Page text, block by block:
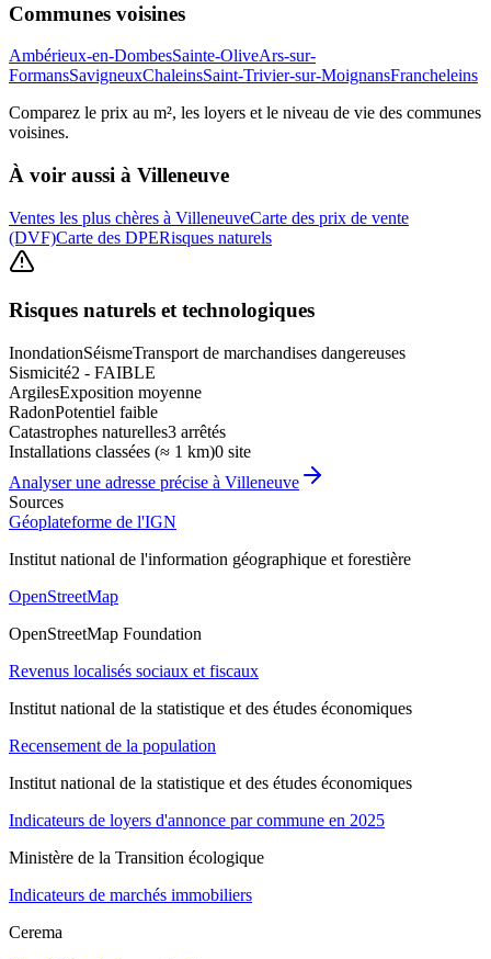
Communes voisines
Ambérieux-en-DombesSainte-OliveArs-sur-
FormansSavigneuxChaleinsSaint-Trivier-sur-MoignansFrancheleins
Comparez le prix au m², les loyers et le niveau de vie des communes
voisines.
À voir aussi à Villeneuve
Ventes les plus chères à VilleneuveCarte des prix de vente
(DVF)Carte des DPERisques naturels
Risques naturels et technologiques
InondationSéismeTransport de marchandises dangereuses
Sismicité2 - FAIBLE
ArgilesExposition moyenne
RadonPotentiel faible
Catastrophes naturelles3 arrêtés
Installations classées (≈ 1 km)0 site
Analyser une adresse précise à Villeneuve
Sources
Géoplateforme de l'IGN
Institut national de l'information géographique et forestière
OpenStreetMap
OpenStreetMap Foundation
Revenus localisés sociaux et fiscaux
Institut national de la statistique et des études économiques
Recensement de la population
Institut national de la statistique et des études économiques
Indicateurs de loyers d'annonce par commune en 2025
Ministère de la Transition écologique
Indicateurs de marchés immobiliers
Cerema